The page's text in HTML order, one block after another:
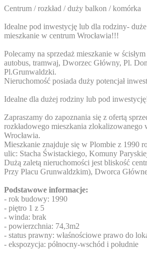
Centrum / rozkład / duży balkon / komórka
Idealne pod inwestycję lub dla rodziny-
mieszkanie w centrum Wrocławia!!!
Polecamy na sprzedaż mieszkanie w
autobus, tramwaj, Dworzec Główny, Pl.
Pl.Grunwaldzki.
Nieruchomość posiada duży potencjał
Idealne dla dużej rodziny lub pod
Zapraszamy do zapoznania się z ofertą
rozkładowego mieszkania zlokalizowanego
Wrocławia.
Mieszkanie znajduje się w Plombie z 1990
ulic: Stacha Świstackiego, Komuny
Dużą zaletą nieruchomości jest bliskość
Przy Placu Grunwaldzkim), Dworca
Podstawowe informacje:
- rok budowy: 1990
- piętro 1 z 5
- winda: brak
- powierzchnia: 74,3m2
- status prawny: właśnościowe prawo do
- ekspozycja: północny-wschód i południe